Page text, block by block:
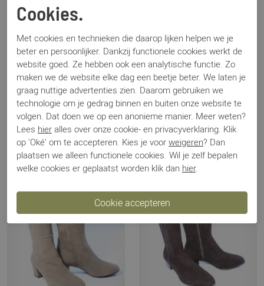
Toral
12776 bruin
€ 339,95
Nalini
2621 zwart
€ 339,95
Cookies.
Met cookies en technieken die daarop lijken helpen we je
beter en persoonlijker. Dankzij functionele cookies werkt de
website goed. Ze hebben ook een analytische functie. Zo
maken we de website elke dag een beetje beter. We laten je
graag nuttige advertenties zien. Daarom gebruiken we
technologie om je gedrag binnen en buiten onze website te
volgen. Dat doen we op een anonieme manier. Meer weten?
Lees hier alles over onze cookie- en privacyverklaring. Klik
op 'Oké' om te accepteren. Kies je voor weigeren? Dan
plaatsen we alleen functionele cookies. Wil je zelf bepalen
welke cookies er geplaatst worden klik dan hier.